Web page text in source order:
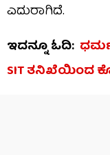
ಎದುರಾಗಿದೆ.
ಇದನ್ನೂ ಓದಿ:
SIT ತನಿಖೆಯಿಂದ